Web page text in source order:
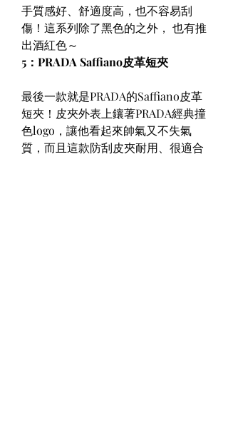
手質感好、舒適度高，也不容易刮
傷！這系列除了黑色的之外， 也有推
出酒紅色～
5：PRADA Saffiano皮革短夾
最後一款就是PRADA的Saffiano皮革
短夾！皮夾外表上鑲著PRADA經典撞
色logo，讓他看起來帥氣又不失氣
質，而且這款防刮皮夾耐用、很適合